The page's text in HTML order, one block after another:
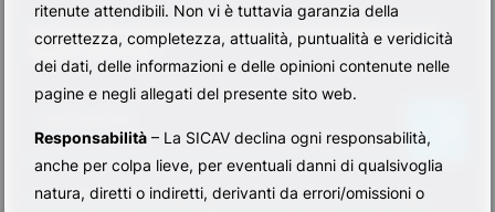
ritenute attendibili. Non vi è tuttavia garanzia della
correttezza, completezza, attualità, puntualità e veridicità
dei dati, delle informazioni e delle opinioni contenute nelle
pagine e negli allegati del presente sito web.
Responsabilità – La SICAV declina ogni responsabilità,
anche per colpa lieve, per eventuali danni di qualsivoglia
natura, diretti o indiretti, derivanti da errori/omissioni o
Iscriviti alla nostra newsletter e non perdere mai un
aggiornamento
N
w
Cliccando sulla freccia qui sopra acconsento al ricevimento della